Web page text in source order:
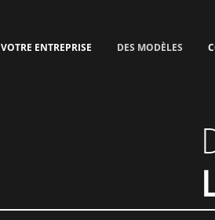
VOTRE ENTREPRISE DES MODÈLES